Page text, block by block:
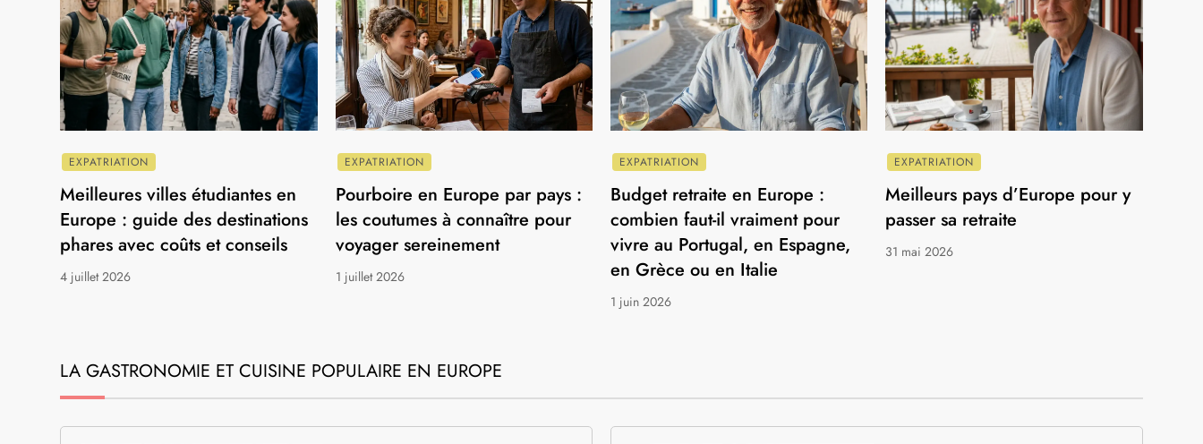
Quand visiter la ville de Rome, capitale
de l’Italie ?
11 juin 2024
Quoi faire à Deauville en Hiver :
Activités, Gastronomie et Paysages
Enneigés
26 décembre 2023
Bruxelles, le centre de l’Europe
16 mars 2019
NOS CONSEILS POUR S'EXPATRIER EN EUROPE
EXPATRIATION EXPATRIATION EXPATRIATION EXPATRIATION